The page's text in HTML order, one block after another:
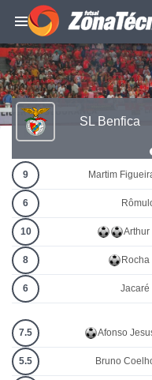
SL Benfica
9 Martim
6
10 Arthur
8 Rocha
6 Jacaré
7.5 Afonso
5.5 Bruno